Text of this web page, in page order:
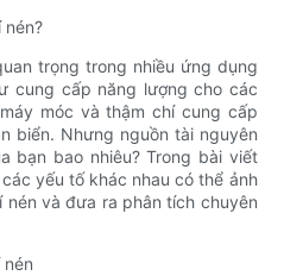
nén?
trọng trong nhiều ứng dụng
cung cấp năng lượng cho các
móc và thậm chí cung cấp
biển. Nhưng nguồn tài nguyên
bạn bao nhiêu? Trong bài viết
yếu tố khác nhau có thể ảnh
và đưa ra phân tích chuyên